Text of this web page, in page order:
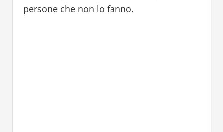
persone che non lo fanno.